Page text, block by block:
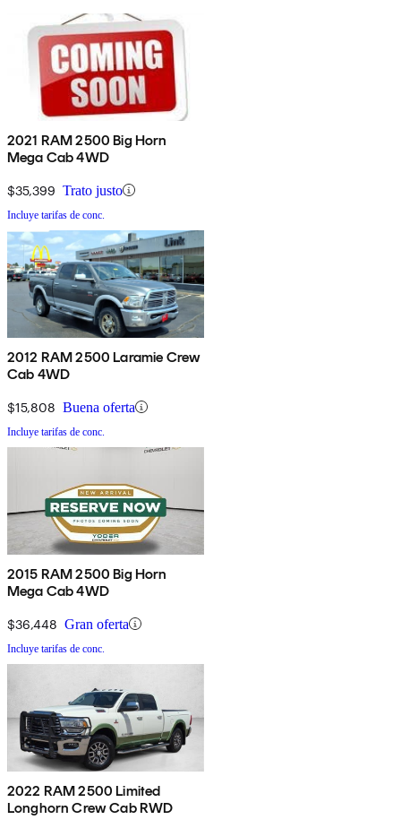
2021 RAM 2500 Big Horn
Mega Cab 4WD
$35,399 Trato justo
Incluye tarifas de conc.
2012 RAM 2500 Laramie Crew
Cab 4WD
$15,808 Buena oferta
Incluye tarifas de conc.
2015 RAM 2500 Big Horn
Mega Cab 4WD
$36,448 Gran oferta
Incluye tarifas de conc.
2022 RAM 2500 Limited
Longhorn Crew Cab RWD